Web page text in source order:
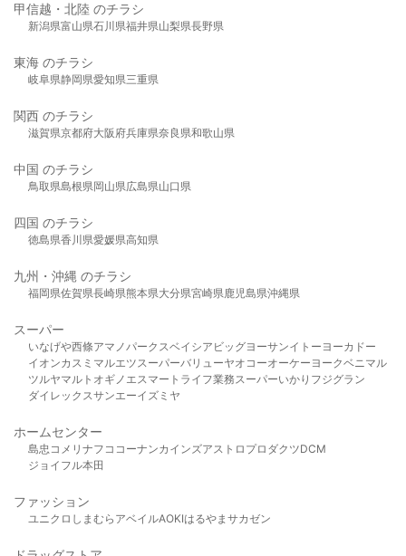
甲信越・北陸 のチラシ
新潟県富山県石川県福井県山梨県長野県
東海 のチラシ
岐阜県静岡県愛知県三重県
関西 のチラシ
滋賀県京都府大阪府兵庫県奈良県和歌山県
中国 のチラシ
鳥取県島根県岡山県広島県山口県
四国 のチラシ
徳島県香川県愛媛県高知県
九州・沖縄 のチラシ
福岡県佐賀県長崎県熊本県大分県宮崎県鹿児島県沖縄県
スーパー
いなげや西條アマノパークスベイシア ビッグヨーサンイトーヨーカドー
イオンカスミ マルエツスーパーバリューヤオコーオーケー ヨークベニマル
ツルヤマルト オギノ エスマート ライフ業務スーパーいかり フジグラン
ダイレックスサンエーイズミヤ
ホームセンター
島忠 コメリ ナフコ コーナンカインズアストロプロダクツDCM
ジョイフル本田
ファッション
ユニクロ しまむら アベイルAOKIはるやま サカゼン